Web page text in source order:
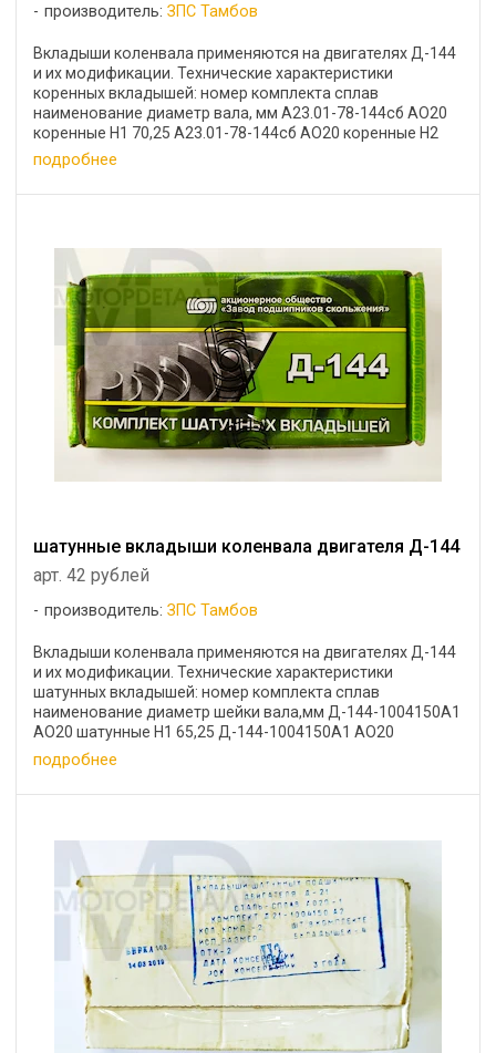
производитель:ЗПС Тамбов
Вкладыши коленвала применяются на двигателях Д-144
и их модификации. Технические характеристики
коренных вкладышей: номер комплекта сплав
наименование диаметр вала, мм А23.01-78-144сб АО20
коренные Н1 70,25 А23.01-78-144сб АО20 коренные Н2
70,0 ...
подробнее
шатунные вкладыши коленвала двигателя Д-144
арт. 42 рублей
производитель:ЗПС Тамбов
Вкладыши коленвала применяются на двигателях Д-144
и их модификации. Технические характеристики
шатунных вкладышей: номер комплекта сплав
наименование диаметр шейки вала,мм Д-144-1004150А1
АО20 шатунные Н1 65,25 Д-144-1004150А1 АО20
шатунные Н2 65,0 ...
подробнее